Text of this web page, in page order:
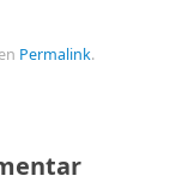
Permalink.